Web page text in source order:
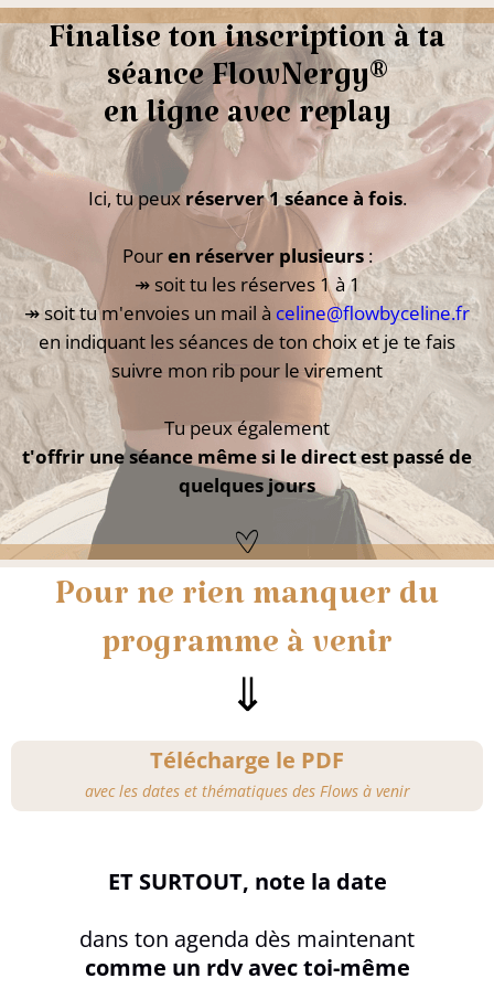
Finalise ton inscription à ta
séance FlowNergy®
en ligne avec replay
Ici, tu peuxréserver 1 séance à fois.
Pouren réserver plusieurs:
↠ soit tu les réserves 1 à 1
↠ soit tu m'envoies un mail à celine@flowbyceline.fr
en indiquant les séances de ton choix et je te fais
suivre mon rib pour le virement
Tu peux également
t'offrir une séance même si le direct est passé de
quelques jours
Pour ne rien manquer du
programme à venir
⇓
Télécharge le PDF
avec les dates et thématiques des Flows à venir
ET SURTOUT, note la date
dans ton agenda dès maintenant
comme un rdv avec toi-même